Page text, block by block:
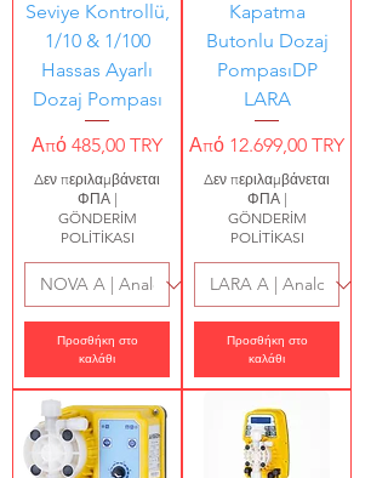
Seviye Kontrollü,
1/10 & 1/100
Hassas Ayarlı
Dozaj Pompası
Από 485,00 TRY
Τιμή Έκπτωσης
Δεν περιλαμβάνεται
ΦΠΑ|
GÖNDERİM
POLİTİKASI
Προσθήκη στο
καλάθι
Kapatma
Butonlu Dozaj
PompasıDP
LARA
Από 12.699,00 TRY
Τιμή Έκπτωσης
Δεν περιλαμβάνεται
ΦΠΑ|
GÖNDERİM
POLİTİKASI
Προσθήκη στο
καλάθι